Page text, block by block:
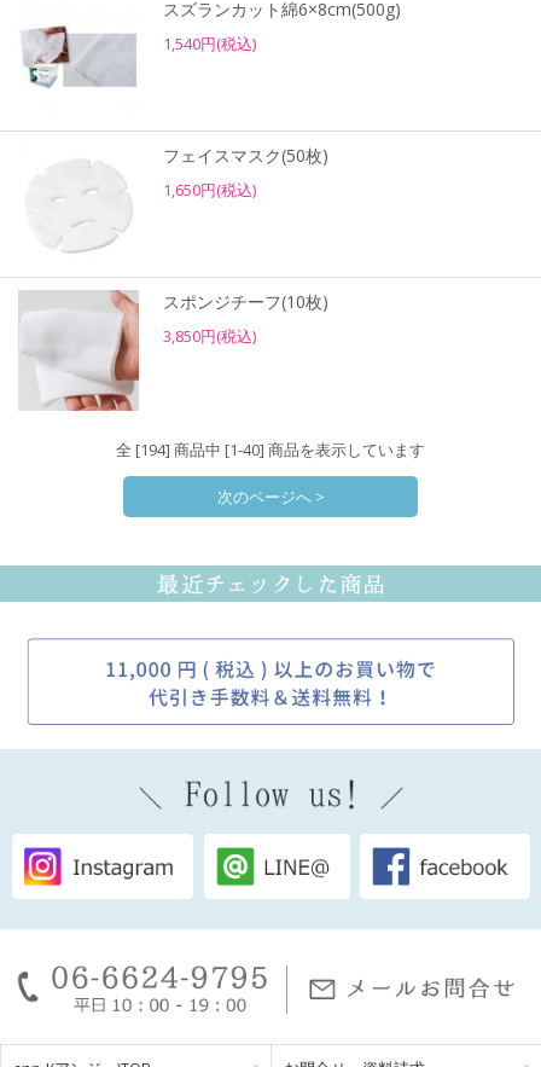
スズランカット綿6×8cm(500g)
1,540円(税込)
フェイスマスク(50枚)
1,650円(税込)
スポンジチーフ(10枚)
3,850円(税込)
全 [194] 商品中 [1-40] 商品を表示しています
次のページへ >